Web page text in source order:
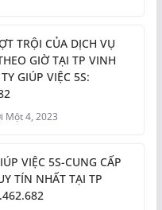
TRỘI CỦA DỊCH VỤ
GIỜ TẠI TP VINH
GIÚP VIỆC 5S:
Một 4, 2023
VIỆC 5S-CUNG CẤP
TÍN NHẤT TẠI TP